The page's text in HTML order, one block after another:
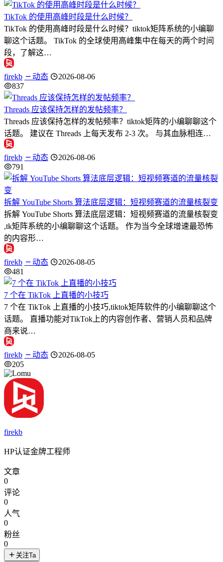
TikTok 的使用高峰时段是什么时候？
TikTok 的使用高峰时段是什么时候？tiktok矩阵系统的小编聊
聊这个话题。 TikTok 的全球使用高峰集中在每天的两个时间
段，了解这…
firekb 动态
2026-08-06
837
Threads 应该保持怎样的发帖频率？
Threads 应该保持怎样的发帖频率？tiktok矩阵的小编聊聊这个
话题。 建议在 Threads 上每天发布 2-3 次。 与其血脉相连…
firekb 动态
2026-08-06
791
拆解 YouTube Shorts 算法底层逻辑：短视频赛道的流量核裂变
拆解 YouTube Shorts 算法底层逻辑：短视频赛道的流量核裂变
,tk矩阵系统的小编聊聊这个话题。 作为当今全球增速最恐怖
的内容形…
firekb 动态
2026-08-05
481
7 个在 TikTok 上直播的小技巧
7 个在 TikTok 上直播的小技巧,tiktok矩阵软件的小编聊聊这个
话题。 直播功能对TikTok上的内容创作者、营销人员和品牌
商来说…
firekb 动态
2026-08-05
205
firekb
HP认证金牌工程师
文章
0
评论
0
人气
0
粉丝
0
关注Ta